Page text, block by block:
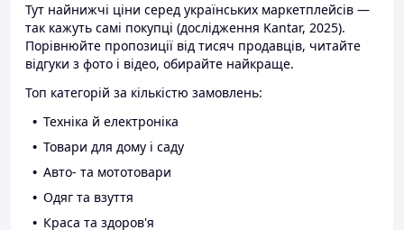
Тут найнижчі ціни серед українських маркетплейсів —
так кажуть самі покупці (дослідження Kantar, 2025).
Порівнюйте пропозиції від тисяч продавців, читайте
відгуки з фото і відео, обирайте найкраще.
Топ категорій за кількістю замовлень:
Техніка й електроніка
Товари для дому і саду
Авто- та мототовари
Одяг та взуття
Краса та здоров'я